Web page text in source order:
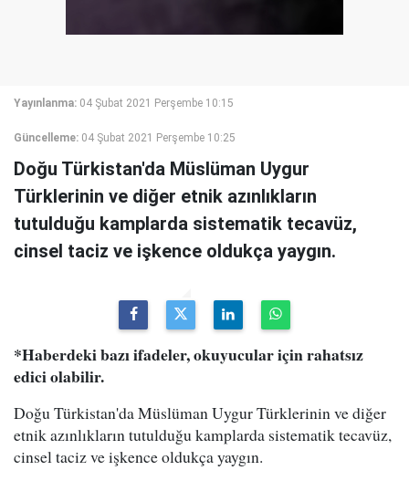
Yayınlanma: 04 Şubat 2021 Perşembe 10:15
Güncelleme: 04 Şubat 2021 Perşembe 10:25
Doğu Türkistan'da Müslüman Uygur
Türklerinin ve diğer etnik azınlıkların
tutulduğu kamplarda sistematik tecavüz,
cinsel taciz ve işkence oldukça yaygın.
*Haberdeki bazı ifadeler, okuyucular için rahatsız
edici olabilir.
Doğu Türkistan'da Müslüman Uygur Türklerinin ve diğer
etnik azınlıkların tutulduğu kamplarda sistematik tecavüz,
cinsel taciz ve işkence oldukça yaygın.